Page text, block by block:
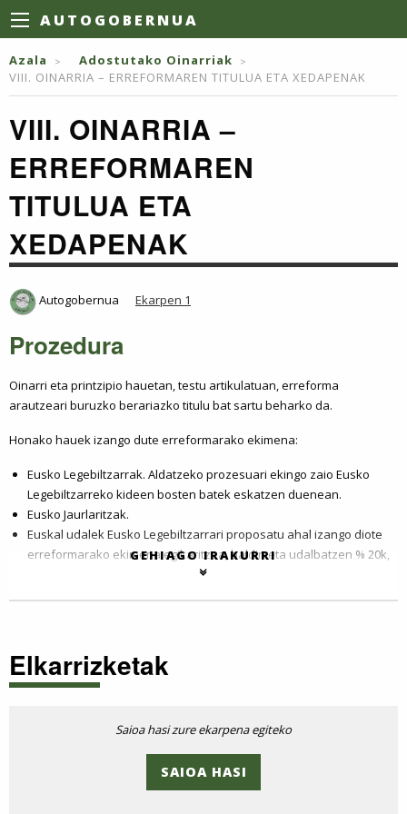
AUTOGOBERNUA
Azala
Adostutako Oinarriak
VIII. OINARRIA – ERREFORMAREN TITULUA ETA XEDAPENAK
VIII. OINARRIA –
ERREFORMAREN
TITULUA ETA
XEDAPENAK
Autogobernua Ekarpen 1
Prozedura
Oinarri eta printzipio hauetan, testu artikulatuan, erreforma
arautzeari buruzko berariazko titulu bat sartu beharko da.
Honako hauek izango dute erreformarako ekimena:
Eusko Legebiltzarrak. Aldatzeko prozesuari ekingo zaio Eusko
Legebiltzarreko kideen bosten batek eskatzen duenean.
Eusko Jaurlaritzak.
Euskal udalek Eusko Legebiltzarrari proposatu ahal izango diote
erreformarako ekimena egikaritzea, baldin eta udalbatzen % 20k,
gutxienez, eskatzen badu, betiere ehuneko horrek populazioaren
proposamena egiteko ekimena onartuko zaio.
Erreforma Eusko Legebiltzarrean eztabaidatzen eta izapidetzen ari
non oinarri hauetan parte hartzeko xedatu diren baliabideak eta
GEHIAGO IRAKURRI
Elkarrizketak
Saioa hasi zure ekarpena egiteko
SAIOA HASI